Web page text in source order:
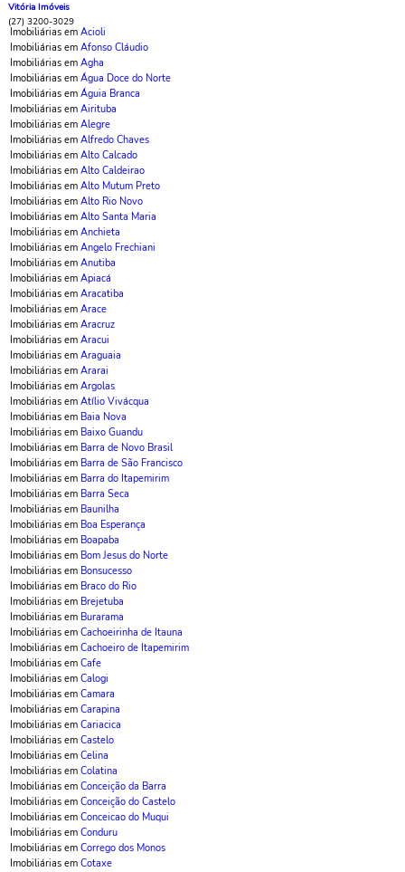
Vitória Imóveis
(27) 3200-3029
Imobiliárias em Acioli
Imobiliárias em Afonso Cláudio
Imobiliárias em Agha
Imobiliárias em Água Doce do Norte
Imobiliárias em Águia Branca
Imobiliárias em Airituba
Imobiliárias em Alegre
Imobiliárias em Alfredo Chaves
Imobiliárias em Alto Calcado
Imobiliárias em Alto Caldeirao
Imobiliárias em Alto Mutum Preto
Imobiliárias em Alto Rio Novo
Imobiliárias em Alto Santa Maria
Imobiliárias em Anchieta
Imobiliárias em Angelo Frechiani
Imobiliárias em Anutiba
Imobiliárias em Apiacá
Imobiliárias em Aracatiba
Imobiliárias em Arace
Imobiliárias em Aracruz
Imobiliárias em Aracui
Imobiliárias em Araguaia
Imobiliárias em Ararai
Imobiliárias em Argolas
Imobiliárias em Atílio Vivácqua
Imobiliárias em Baia Nova
Imobiliárias em Baixo Guandu
Imobiliárias em Barra de Novo Brasil
Imobiliárias em Barra de São Francisco
Imobiliárias em Barra do Itapemirim
Imobiliárias em Barra Seca
Imobiliárias em Baunilha
Imobiliárias em Boa Esperança
Imobiliárias em Boapaba
Imobiliárias em Bom Jesus do Norte
Imobiliárias em Bonsucesso
Imobiliárias em Braco do Rio
Imobiliárias em Brejetuba
Imobiliárias em Burarama
Imobiliárias em Cachoeirinha de Itauna
Imobiliárias em Cachoeiro de Itapemirim
Imobiliárias em Cafe
Imobiliárias em Calogi
Imobiliárias em Camara
Imobiliárias em Carapina
Imobiliárias em Cariacica
Imobiliárias em Castelo
Imobiliárias em Celina
Imobiliárias em Colatina
Imobiliárias em Conceição da Barra
Imobiliárias em Conceição do Castelo
Imobiliárias em Conceicao do Muqui
Imobiliárias em Conduru
Imobiliárias em Corrego dos Monos
Imobiliárias em Cotaxe